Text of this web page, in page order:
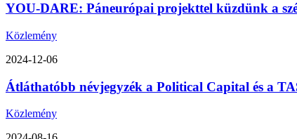
YOU-DARE: Páneurópai projekttel küzdünk a
Közlemény
2024-12-06
Átláthatóbb névjegyzék a Political Capital és a
Közlemény